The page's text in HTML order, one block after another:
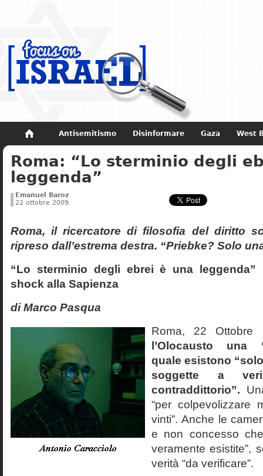
Antisemitismo Disinformare Gaza West
Non dimenticare Storia di Israele
Roma: “Lo sterminio degli
leggenda”
Emanuel Baroz
22 ottobre 2009
Roma, il ricercatore di filosofia del diritto
ripreso dall’estrema destra. “Priebke? Solo
“Lo sterminio degli ebrei è una leggenda”
shock alla Sapienza
di Marco Pasqua
Roma, 22
l’Olocausto una
quale esistono
soggette a
contraddittorio”.
“per colpevolizzare
vinti”. Anche le
e non concesso
veramente esistite”,
verità “da verificare”.